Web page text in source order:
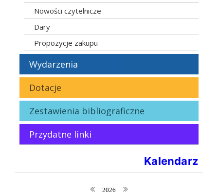
Nowości czytelnicze
Dary
Propozycje zakupu
Wydarzenia
Dotacje
Zestawienia bibliograficzne
Przydatne linki
Kalendarz
poprzedni rok
2026 następny rok